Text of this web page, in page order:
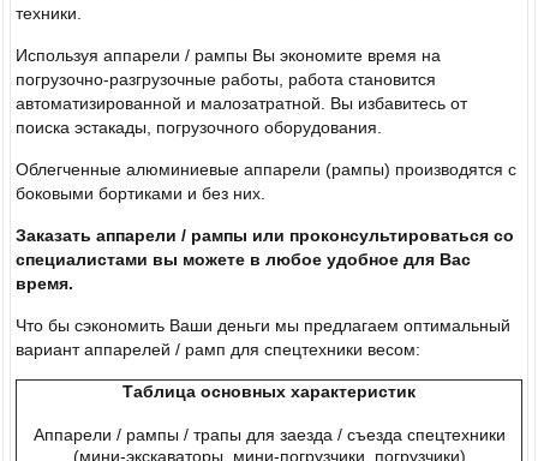
техники.
Используя аппарели / рампы Вы экономите время на
погрузочно-разгрузочные работы, работа становится
автоматизированной и малозатратной. Вы избавитесь от
поиска эстакады, погрузочного оборудования.
Облегченные алюминиевые аппарели (рампы) производятся с
боковыми бортиками и без них.
Заказать аппарели / рампы или проконсультироваться со
специалистами вы можете в любое удобное для Вас
время.
Что бы сэкономить Ваши деньги мы предлагаем оптимальный
вариант аппарелей / рамп для спецтехники весом:
Таблица основных характеристик
Аппарели / рампы / трапы для заезда / съезда спецтехники
(мини-экскаваторы, мини-погрузчики, погрузчики)